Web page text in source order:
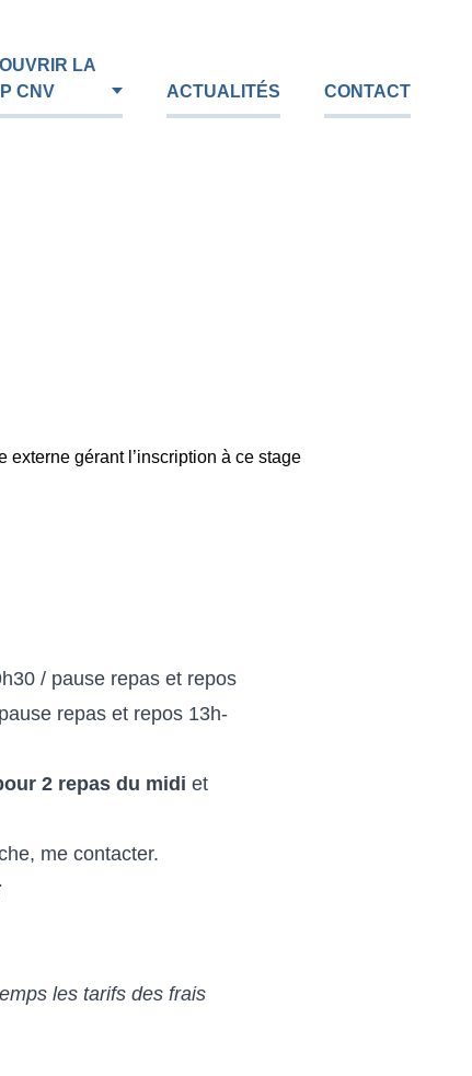
LA
CNV
ACTUALITÉS CONTACT
gérant l’inscription à ce stage
/ pause repas et repos
repas et repos 13h-
2 repas du midi et
me contacter.
les tarifs des frais